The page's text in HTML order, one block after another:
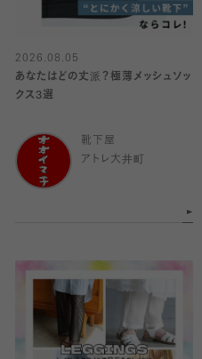
2026.08.05
あなたはどの丈派？極薄メッシュソッ
クス3選
靴下屋
アトレ大井町